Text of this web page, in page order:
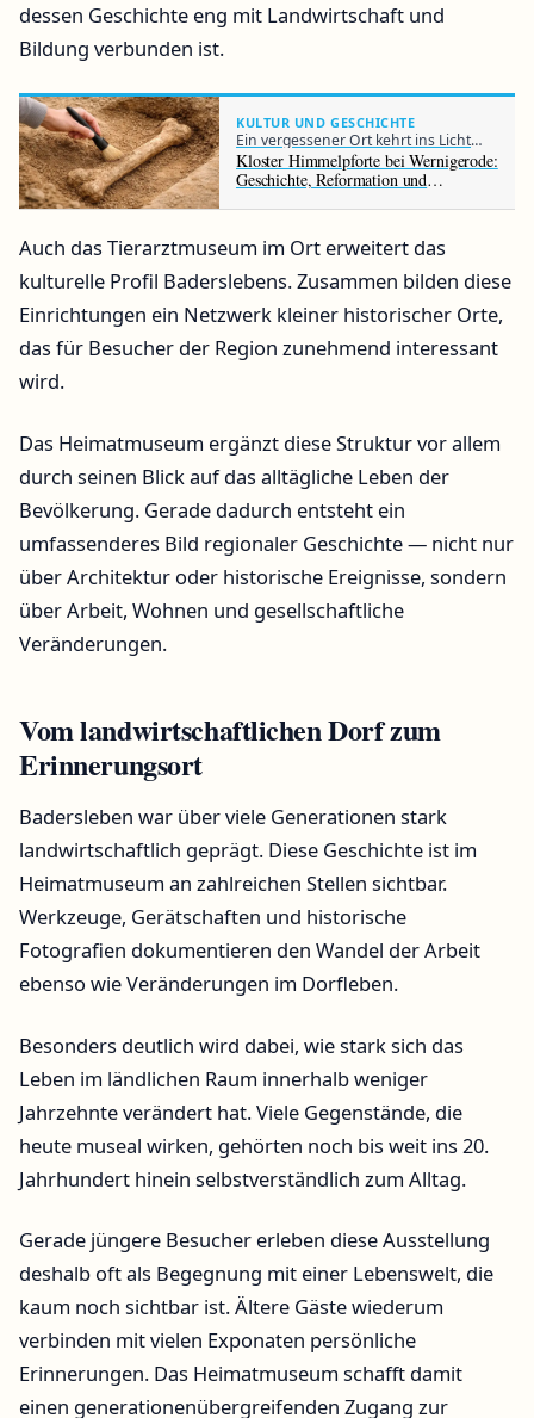
dessen Geschichte eng mit Landwirtschaft und
Bildung verbunden ist.
KULTUR UND GESCHICHTE
Ein vergessener Ort kehrt ins Licht
zurück
Kloster Himmelpforte bei Wernigerode:
Geschichte, Reformation und
Auch das Tierarztmuseum im Ort erweitert das
kulturelle Profil Baderslebens. Zusammen bilden diese
Einrichtungen ein Netzwerk kleiner historischer Orte,
das für Besucher der Region zunehmend interessant
wird.
Das Heimatmuseum ergänzt diese Struktur vor allem
durch seinen Blick auf das alltägliche Leben der
Bevölkerung. Gerade dadurch entsteht ein
umfassenderes Bild regionaler Geschichte — nicht nur
über Architektur oder historische Ereignisse, sondern
über Arbeit, Wohnen und gesellschaftliche
Veränderungen.
Vom landwirtschaftlichen Dorf zum
Erinnerungsort
Badersleben war über viele Generationen stark
landwirtschaftlich geprägt. Diese Geschichte ist im
Heimatmuseum an zahlreichen Stellen sichtbar.
Werkzeuge, Gerätschaften und historische
Fotografien dokumentieren den Wandel der Arbeit
ebenso wie Veränderungen im Dorfleben.
Besonders deutlich wird dabei, wie stark sich das
Leben im ländlichen Raum innerhalb weniger
Jahrzehnte verändert hat. Viele Gegenstände, die
heute museal wirken, gehörten noch bis weit ins 20.
Jahrhundert hinein selbstverständlich zum Alltag.
Gerade jüngere Besucher erleben diese Ausstellung
deshalb oft als Begegnung mit einer Lebenswelt, die
kaum noch sichtbar ist. Ältere Gäste wiederum
verbinden mit vielen Exponaten persönliche
Erinnerungen. Das Heimatmuseum schafft damit
einen generationenübergreifenden Zugang zur